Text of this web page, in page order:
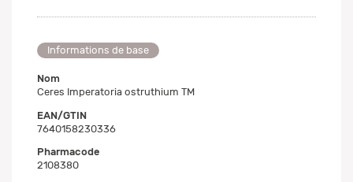
Informations de base
Nom
Ceres Imperatoria ostruthium TM
EAN/GTIN
7640158230336
Pharmacode
2108380